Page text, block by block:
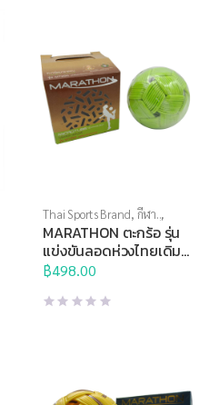
Thai Sports Brand, กีฬา
ประเภททีม ,ตะกร้อ,บอลอื่นๆ
MARATHON ตะกร้อ รุ่น
แข่งขันลอดห่วงไทยเดิม
MT250
฿498.00